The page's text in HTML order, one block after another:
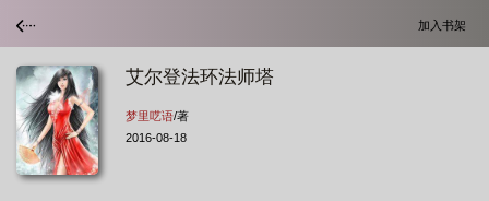
加入书架
艾尔登法环法师塔
梦里呓语/著
2016-08-18